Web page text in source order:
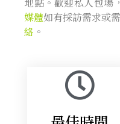
媒體如有採訪需求或
絡 。